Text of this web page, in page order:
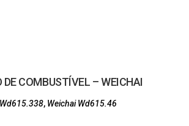
DE COMBUSTÍVEL – WEICHAI
, Weichai Wd615.46